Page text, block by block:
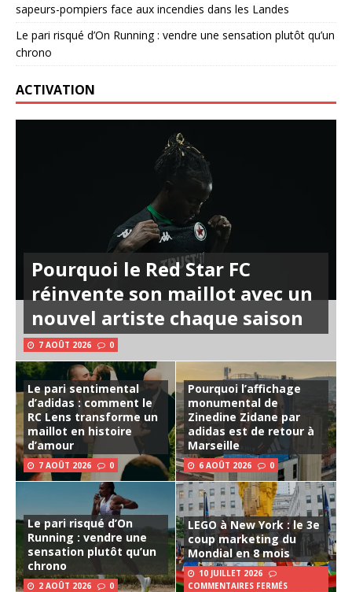
sapeurs-pompiers face aux incendies dans les Landes
Le pari risqué d’On Running : vendre une sensation plutôt qu’un
chrono
ACTIVATION
Pourquoi le Red Star FC
réinvente son maillot avec un
nouvel artiste chaque saison
7 AOÛT 2026 0
Le pari sentimental
d’adidas : comment le
RC Lens transforme un
maillot en histoire
d’amour
7 AOÛT 2026 0
Pourquoi l’affichage
monumental de
Zinedine Zidane par
adidas est de retour à
Marseille
6 AOÛT 2026 0
Le pari risqué d’On
Running : vendre une
sensation plutôt qu’un
chrono
2 AOÛT 2026 0
LEGO à New York : le 3e
coup marketing du
Mondial en 8 mois
10 JUILLET 2026
COMMENTAIRES FERMÉS